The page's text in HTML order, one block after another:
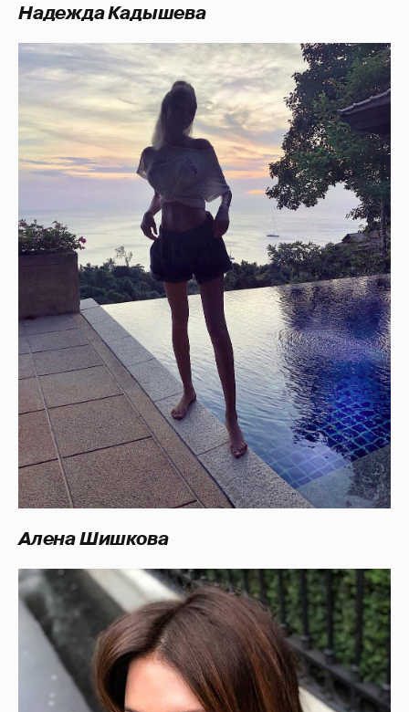
Надежда Кадышева
Алена Шишкова